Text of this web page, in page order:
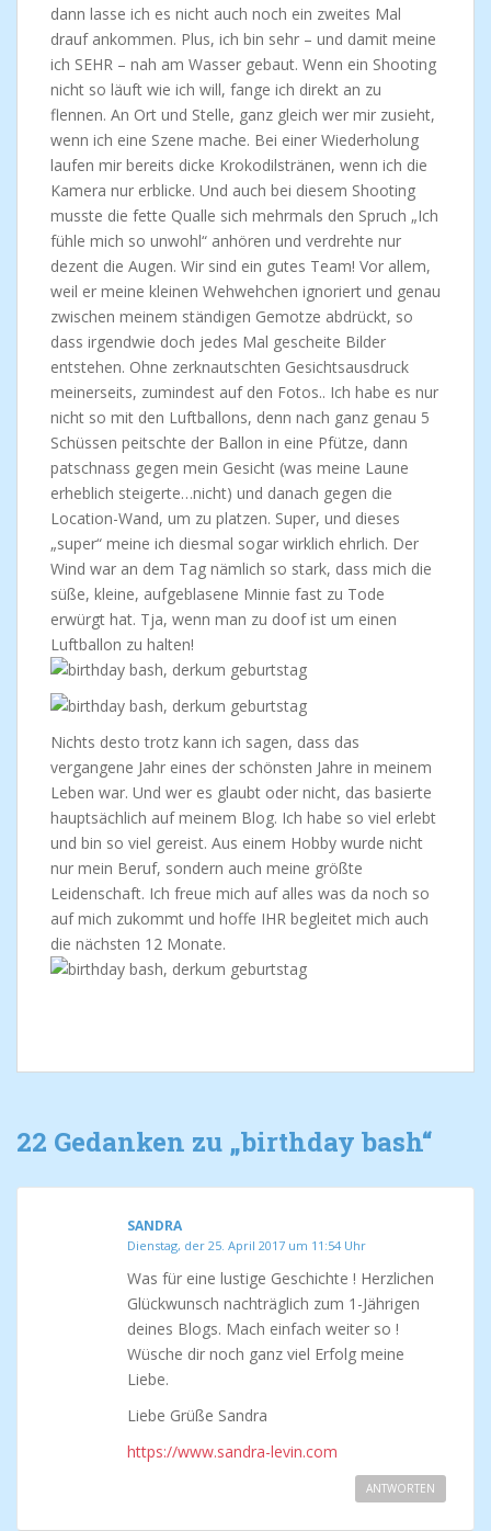
dann lasse ich es nicht auch noch ein zweites Mal
drauf ankommen. Plus, ich bin sehr – und damit meine
ich SEHR – nah am Wasser gebaut. Wenn ein Shooting
nicht so läuft wie ich will, fange ich direkt an zu
flennen. An Ort und Stelle, ganz gleich wer mir zusieht,
wenn ich eine Szene mache. Bei einer Wiederholung
laufen mir bereits dicke Krokodilstränen, wenn ich die
Kamera nur erblicke. Und auch bei diesem Shooting
musste die fette Qualle sich mehrmals den Spruch „Ich
fühle mich so unwohl“ anhören und verdrehte nur
dezent die Augen. Wir sind ein gutes Team! Vor allem,
weil er meine kleinen Wehwehchen ignoriert und genau
zwischen meinem ständigen Gemotze abdrückt, so
dass irgendwie doch jedes Mal gescheite Bilder
entstehen. Ohne zerknautschten Gesichtsausdruck
meinerseits, zumindest auf den Fotos.. Ich habe es nur
nicht so mit den Luftballons, denn nach ganz genau 5
Schüssen peitschte der Ballon in eine Pfütze, dann
patschnass gegen mein Gesicht (was meine Laune
erheblich steigerte…nicht) und danach gegen die
Location-Wand, um zu platzen. Super, und dieses
„super“ meine ich diesmal sogar wirklich ehrlich. Der
Wind war an dem Tag nämlich so stark, dass mich die
süße, kleine, aufgeblasene Minnie fast zu Tode
erwürgt hat. Tja, wenn man zu doof ist um einen
Luftballon zu halten!
Nichts desto trotz kann ich sagen, dass das
vergangene Jahr eines der schönsten Jahre in meinem
Leben war. Und wer es glaubt oder nicht, das basierte
hauptsächlich auf meinem Blog. Ich habe so viel erlebt
und bin so viel gereist. Aus einem Hobby wurde nicht
nur mein Beruf, sondern auch meine größte
Leidenschaft. Ich freue mich auf alles was da noch so
auf mich zukommt und hoffe IHR begleitet mich auch
die nächsten 12 Monate.
22 Gedanken zu „birthday bash“
SANDRA
Dienstag, der 25. April 2017 um 11:54 Uhr
Was für eine lustige Geschichte ! Herzlichen
Glückwunsch nachträglich zum 1-Jährigen
deines Blogs. Mach einfach weiter so !
Wüsche dir noch ganz viel Erfolg meine
Liebe.
Liebe Grüße Sandra
https://www.sandra-levin.com
ANTWORTEN